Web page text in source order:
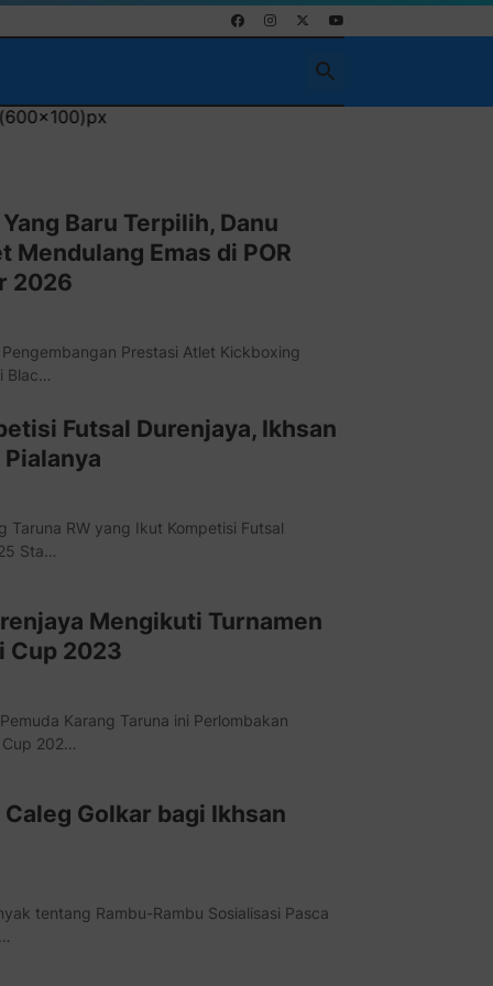
Baru Terpilih, Danu
Mendulang Emas di POR
2026
Prestasi Atlet Kickboxing
Blac…
Futsal Durenjaya, Ikhsan
Taruna RW yang Ikut Kompetisi Futsal
Sta…
Mengikuti Turnamen
Cup 2023
Karang Taruna ini Perlombakan
Cup 202…
Golkar bagi Ikhsan
tentang Rambu-Rambu Sosialisasi Pasca